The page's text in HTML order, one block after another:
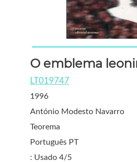
O emblema
LT019747
1996
António Modesto Navarro
Teorema
Português PT
: Usado 4/5